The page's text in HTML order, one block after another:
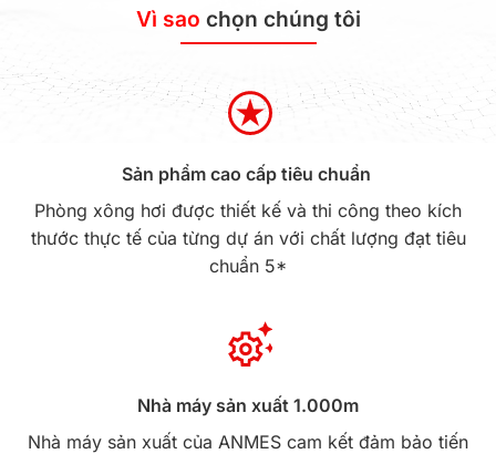
Vì sao chọn chúng tôi
Sản phẩm cao cấp tiêu chuẩn
Phòng xông hơi được thiết kế và thi công theo kích
thước thực tế của từng dự án với chất lượng đạt tiêu
chuẩn 5*
Nhà máy sản xuất 1.000m
Nhà máy sản xuất của ANMES cam kết đảm bảo tiến